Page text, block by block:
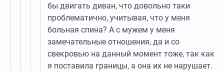
бы двигать диван, что довольно таки
проблематично, учитывая, что у меня
больная спина? А с мужем у меня
замечательные отношения, да и со
свекровью на данный момент тоже, так как
я поставила границы, а она их не нарушает.